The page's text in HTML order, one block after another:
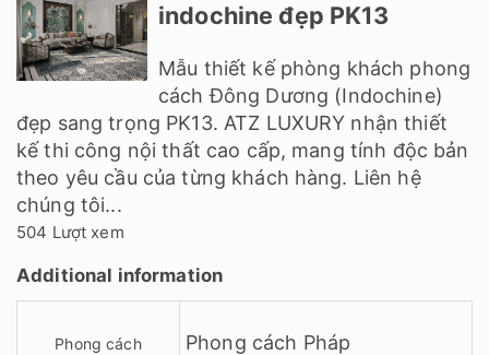
indochine đẹp PK13
Mẫu thiết kế phòng khách phong
cách Đông Dương (Indochine)
đẹp sang trọng PK13. ATZ LUXURY nhận thiết
kế thi công nội thất cao cấp, mang tính độc bản
theo yêu cầu của từng khách hàng. Liên hệ
chúng tôi...
504 Lượt xem
Additional information
Phong cách Phong cách Pháp